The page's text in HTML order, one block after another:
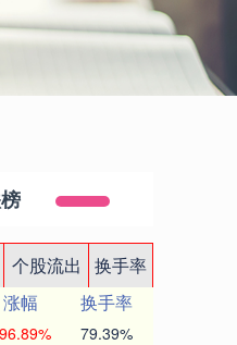
个股流出
换手率
涨幅
换手率
79.39%